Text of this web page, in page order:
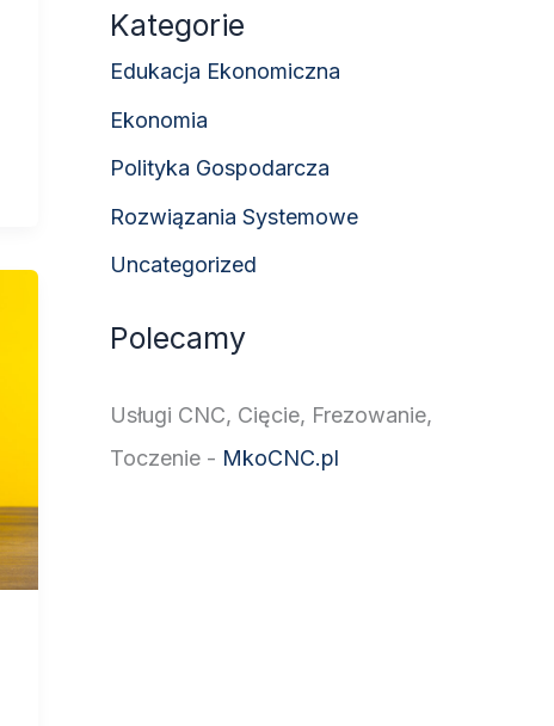
Kategorie
Edukacja Ekonomiczna
Ekonomia
Polityka Gospodarcza
Rozwiązania Systemowe
Uncategorized
Polecamy
Usługi CNC, Cięcie, Frezowanie,
Toczenie - MkoCNC.pl